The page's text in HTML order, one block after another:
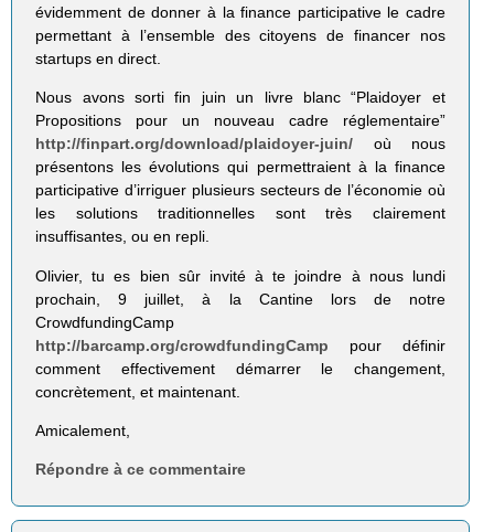
évidemment de donner à la finance participative le cadre
permettant à l’ensemble des citoyens de financer nos
startups en direct.
Nous avons sorti fin juin un livre blanc “Plaidoyer et
Propositions pour un nouveau cadre réglementaire”
http://finpart.org/download/plaidoyer-juin/ où nous
présentons les évolutions qui permettraient à la finance
participative d’irriguer plusieurs secteurs de l’économie où
les solutions traditionnelles sont très clairement
insuffisantes, ou en repli.
Olivier, tu es bien sûr invité à te joindre à nous lundi
prochain, 9 juillet, à la Cantine lors de notre
CrowdfundingCamp
http://barcamp.org/crowdfundingCamp pour définir
comment effectivement démarrer le changement,
concrètement, et maintenant.
Amicalement,
Répondre à ce commentaire